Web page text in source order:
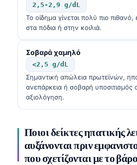
2,5-2,9 g/dL
Το οίδημα γίνεται πολύ πιο πιθανό,
στα πόδια ή στην κοιλιά.
Σοβαρά χαμηλό
<2,5 g/dL
Σημαντική απώλεια πρωτεϊνών,
ανεπάρκεια ή σοβαρή υποσιτισμός
αξιολόγηση.
Ποιοι δείκτες ηπατικής
αυξάνονται πριν
που σχετίζονται με το
سنڌي
සිංහල
Galego
Latviešu valoda
Македонски јазик
Euskara
Gàidhlig
Occitan
العربية المغربية